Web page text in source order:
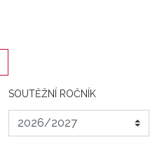
SOUTĚŽNÍ ROČNÍK